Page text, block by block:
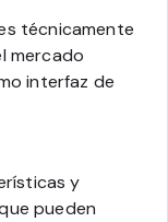
técnicamente
mercado
interfaz de
y
pueden